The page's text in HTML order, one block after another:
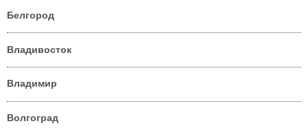
Белгород
Владивосток
Владимир
Волгоград